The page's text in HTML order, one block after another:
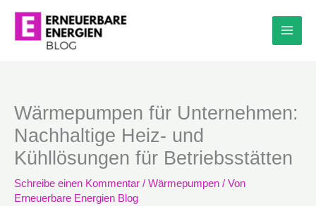
springen
Wärmepumpen für Unternehmen:
Nachhaltige Heiz- und
Kühllösungen für Betriebsstätten
Schreibe einen Kommentar / Wärmepumpen / Von
Erneuerbare Energien Blog